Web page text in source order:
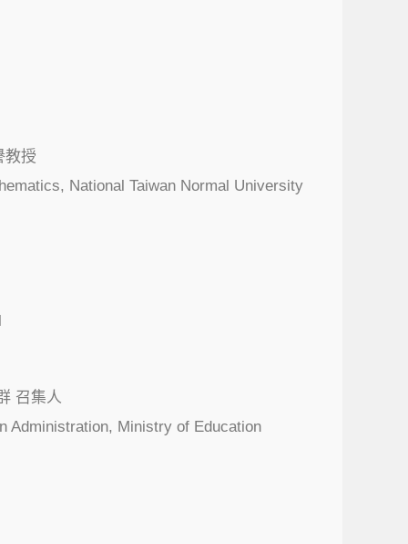
教授
National Taiwan Normal University
召集人
Administration, Ministry of Education